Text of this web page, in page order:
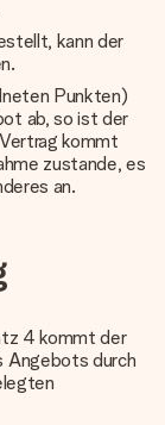
kann der
Punkten)
ab, so ist der
kommt
zustande, es
an.
4 kommt der
Angebots durch